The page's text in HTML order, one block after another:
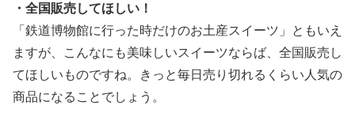
・全国販売してほしい！
「鉄道博物館に行った時だけのお土産スイーツ」ともいえ
ますが、こんなにも美味しいスイーツならば、全国販売し
てほしいものですね。きっと毎日売り切れるくらい人気の
商品になることでしょう。